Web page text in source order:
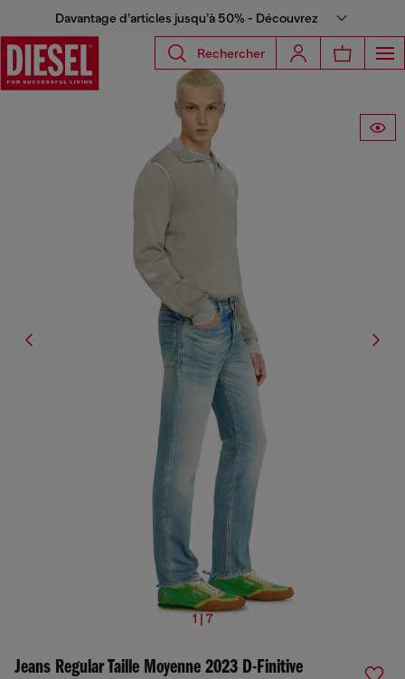
Davantage d’articles jusqu’à 50% - Découvrez
Rechercher
1 | 7
Jeans Regular Taille Moyenne 2023 D-Finitive